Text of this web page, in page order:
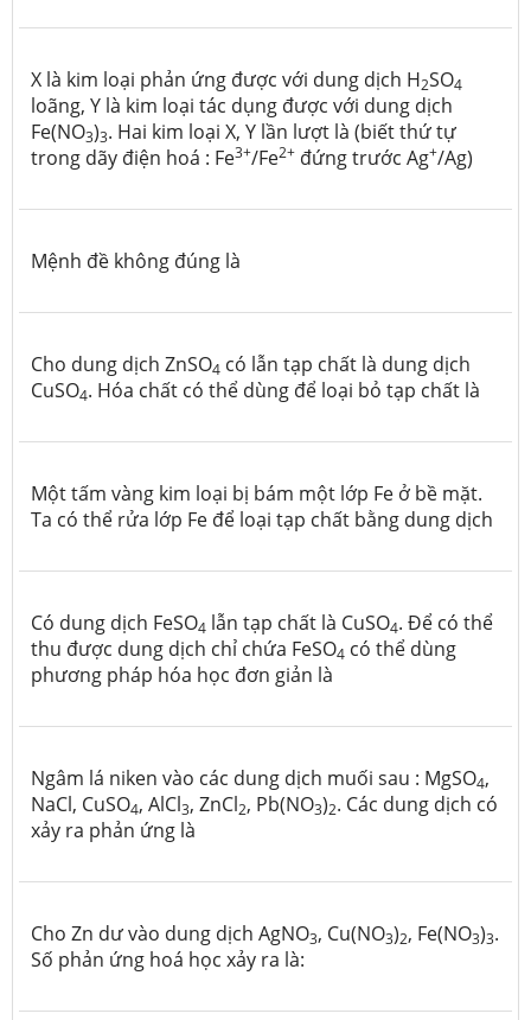
X là kim loại phản ứng được với dung dịch H2SO4
loãng, Y là kim loại tác dụng được với dung dịch
Fe(NO3)3. Hai kim loại X, Y lần lượt là (biết thứ tự
trong dãy điện hoá : Fe3+/Fe2+ đứng trước Ag+/Ag)
Mệnh đề không đúng là
Cho dung dịch ZnSO4 có lẫn tạp chất là dung dịch
CuSO4. Hóa chất có thể dùng để loại bỏ tạp chất là
Một tấm vàng kim loại bị bám một lớp Fe ở bề mặt.
Ta có thể rửa lớp Fe để loại tạp chất bằng dung dịch
Có dung dịch FeSO4 lẫn tạp chất là CuSO4. Để có thể
thu được dung dịch chỉ chứa FeSO4 có thể dùng
phương pháp hóa học đơn giản là
Ngâm lá niken vào các dung dịch muối sau : MgSO4,
NaCl, CuSO4, AlCl3, ZnCl2, Pb(NO3)2. Các dung dịch có
xảy ra phản ứng là
Cho Zn dư vào dung dịch AgNO3, Cu(NO3)2, Fe(NO3)3.
Số phản ứng hoá học xảy ra là: